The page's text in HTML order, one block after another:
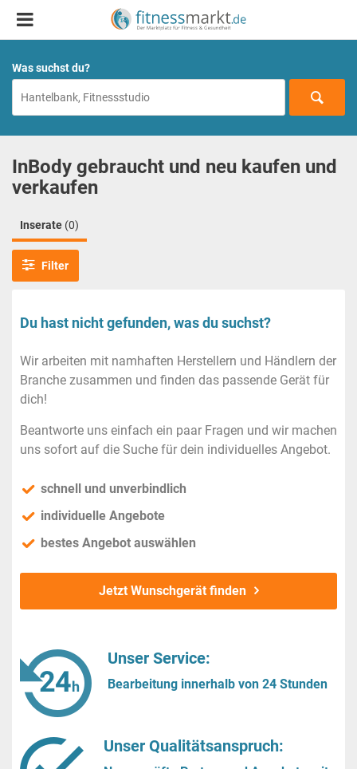
Was suchst du?
InBody gebraucht und neu kaufen und
verkaufen
Inserate (0)
Filter
Du hast nicht gefunden, was du suchst?
Wir arbeiten mit namhaften Herstellern und Händlern der
Branche zusammen und finden das passende Gerät für
dich!
Beantworte uns einfach ein paar Fragen und wir machen
uns sofort auf die Suche für dein individuelles Angebot.
schnell und unverbindlich
individuelle Angebote
bestes Angebot auswählen
Jetzt Wunschgerät finden
Unser Service:
Bearbeitung innerhalb von 24 Stunden
Unser Qualitätsanspruch: